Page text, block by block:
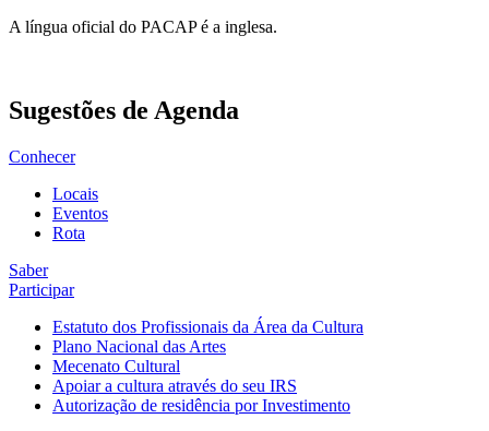
A língua oficial do PACAP é a inglesa.
Sugestões de Agenda
Conhecer
Locais
Eventos
Rota
Saber
Participar
Estatuto dos Profissionais da Área da Cultura
Plano Nacional das Artes
Mecenato Cultural
Apoiar a cultura através do seu IRS
Autorização de residência por Investimento